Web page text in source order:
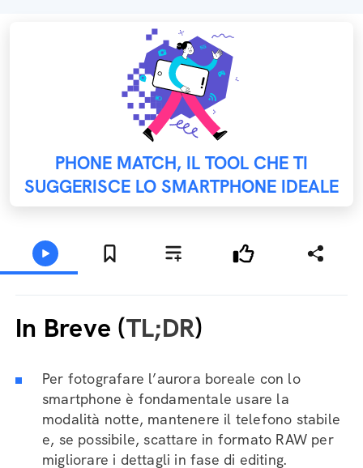
PHONE MATCH, IL TOOL CHE TI
SUGGERISCE LO SMARTPHONE IDEALE
In Breve (TL;DR)
Per fotografare l’aurora boreale con lo
smartphone è fondamentale usare la
modalità notte, mantenere il telefono stabile
e, se possibile, scattare in formato RAW per
migliorare i dettagli in fase di editing.